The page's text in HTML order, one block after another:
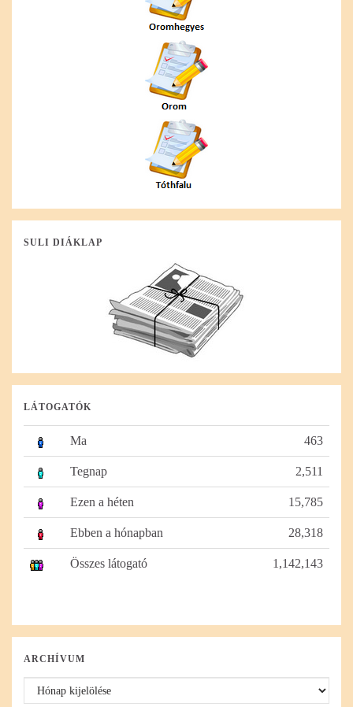
SULI DIÁKLAP
LÁTOGATÓK
Ma 463
Tegnap 2,511
Ezen a héten 15,785
Ebben a hónapban 28,318
Összes látogató 1,142,143
ARCHÍVUM